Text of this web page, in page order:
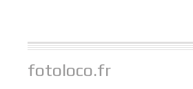
fotoloco.fr